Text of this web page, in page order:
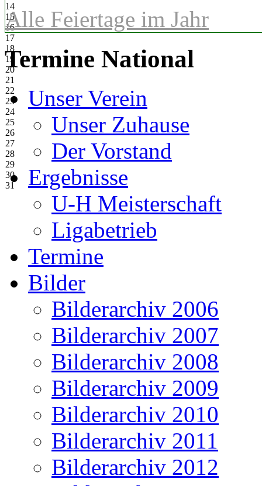
14
15
16
17
18
19
20
21
22
23
24
25
26
27
28
29
30
31
Alle Feiertage im Jahr
Termine National
Unser Verein
Unser Zuhause
Der Vorstand
Ergebnisse
U-H Meisterschaft
Ligabetrieb
Termine
Bilder
Bilderarchiv 2006
Bilderarchiv 2007
Bilderarchiv 2008
Bilderarchiv 2009
Bilderarchiv 2010
Bilderarchiv 2011
Bilderarchiv 2012